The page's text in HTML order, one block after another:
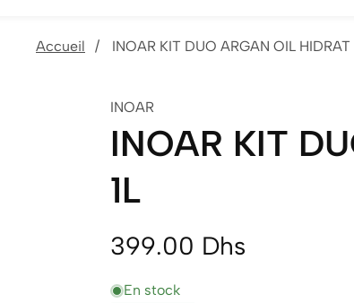
Accueil INOAR KIT DUO ARGAN OIL HIDRAT
INOAR
INOAR KIT
1L
Prix
normal
399.00 Dhs
En stock